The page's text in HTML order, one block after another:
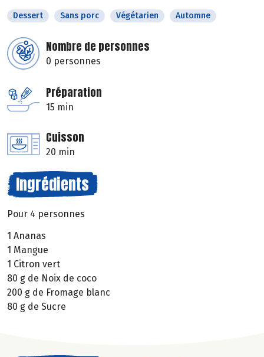
Dessert Sans porc Végétarien Automne
Nombre de personnes
0 personnes
Préparation
15 min
Cuisson
20 min
Ingrédients
Pour 4 personnes
1 Ananas
1 Mangue
1 Citron vert
80 g de Noix de coco
200 g de Fromage blanc
80 g de Sucre